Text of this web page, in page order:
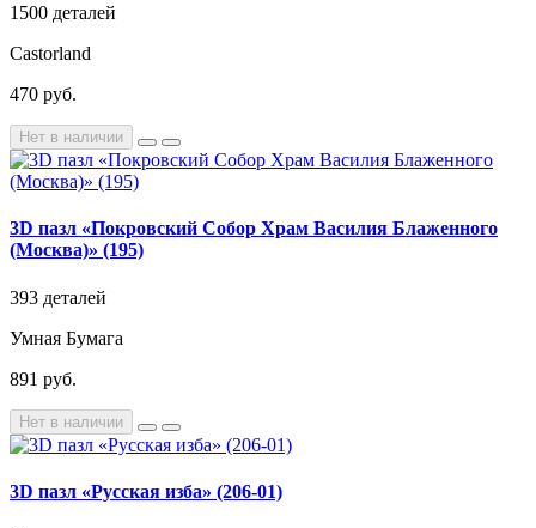
1500 деталей
Castorland
470 руб.
Нет в наличии
3D пазл «Покровский Собор Храм Василия Блаженного
(Москва)» (195)
393 деталей
Умная Бумага
891 руб.
Нет в наличии
3D пазл «Русская изба» (206-01)